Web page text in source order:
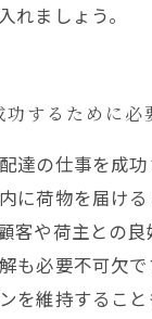
れましょう。
するために必
達の仕事を成
に荷物を届け
客や荷主との
も必要不可欠
を維持するこ